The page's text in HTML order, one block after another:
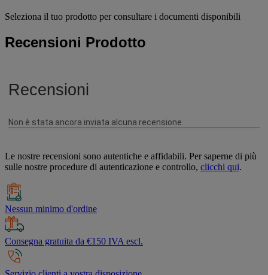
Seleziona il tuo prodotto per consultare i documenti disponibili
Recensioni Prodotto
Le nostre recensioni sono autentiche e affidabili. Per saperne di più
sulle nostre procedure di autenticazione e controllo, clicchi qui.
Nessun minimo d'ordine
Consegna gratuita da €150 IVA escl.